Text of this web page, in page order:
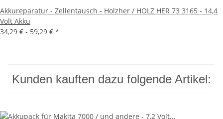
Akkureparatur - Zellentausch - Holzher / HOLZ HER 73 3165 - 14,4
Volt Akku
34,29 € - 59,29 € *
Kunden kauften dazu folgende Artikel: